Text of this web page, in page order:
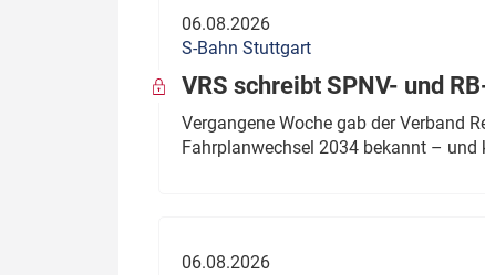
06.08.2026
S-Bahn Stuttgart
VRS schreibt SPNV- und
Vergangene Woche gab der Verband
Fahrplanwechsel 2034 bekannt –
06.08.2026